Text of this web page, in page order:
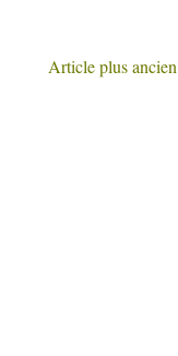
Article plus ancien